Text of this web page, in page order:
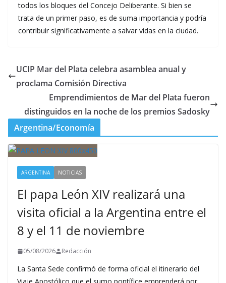
todos los bloques del Concejo Deliberante. Si bien se
trata de un primer paso, es de suma importancia y podría
contribuir significativamente a salvar vidas en la ciudad.
UCIP Mar del Plata celebra asamblea anual y
proclama Comisión Directiva
Emprendimientos de Mar del Plata fueron
distinguidos en la noche de los premios Sadosky
Argentina/Economía
ARGENTINA NOTICIAS
El papa León XIV realizará una
visita oficial a la Argentina entre el
8 y el 11 de noviembre
05/08/2026 Redacción
La Santa Sede confirmó de forma oficial el itinerario del